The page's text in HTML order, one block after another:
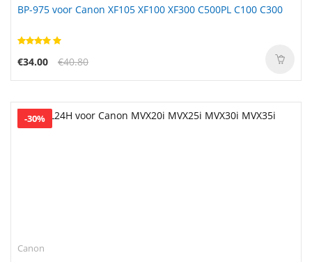
BP-975 voor Canon XF105 XF100 XF300 C500PL C100 C300
€34.00 €40.80
-30%
Canon